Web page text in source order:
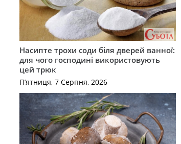
Насипте трохи соди біля дверей ванної:
для чого господині використовують
цей трюк
П’ятниця, 7 Серпня, 2026